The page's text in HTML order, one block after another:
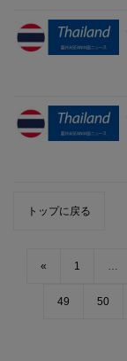
トップに戻る
« 1 …
49 50